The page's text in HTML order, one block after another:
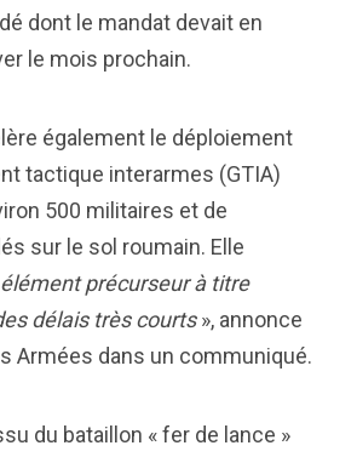
dont le mandat devait en
le mois prochain.
également le déploiement
tactique interarmes (GTIA)
500 militaires et de
sur le sol roumain. Elle
précurseur à titre
délais très courts», annonce
Armées dans un communiqué.
du bataillon « fer de lance »